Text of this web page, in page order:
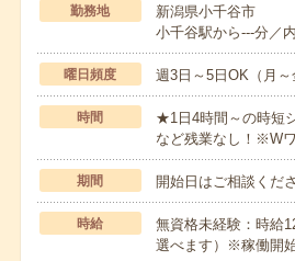
勤務地
新潟県小千谷市
小千谷駅から---分／
曜日頻度 週3日～5日OK（月
時間
★1日4時間～の時短
など残業なし！※W
期間 開始日はご相談く
時給
無資格未経験：時給
選べます）※稼働開